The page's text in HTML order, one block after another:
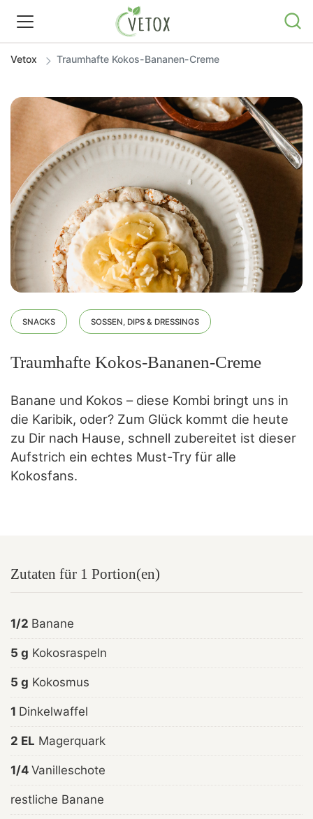
REZEPTWELT
WISSEN
GRATIS ERNÄHRUNGSTIPPS
Vetox Traumhafte Kokos-Bananen-Creme
SNACKS SOSSEN, DIPS & DRESSINGS
Traumhafte Kokos-Bananen-Creme
Banane und Kokos – diese Kombi bringt uns in
die Karibik, oder? Zum Glück kommt die heute
zu Dir nach Hause, schnell zubereitet ist dieser
Aufstrich ein echtes Must-Try für alle
Kokosfans.
Zutaten für 1 Portion(en)
1/2 Banane
5 g Kokosraspeln
5 g Kokosmus
1 Dinkelwaffel
2 EL Magerquark
1/4 Vanilleschote
restliche Banane